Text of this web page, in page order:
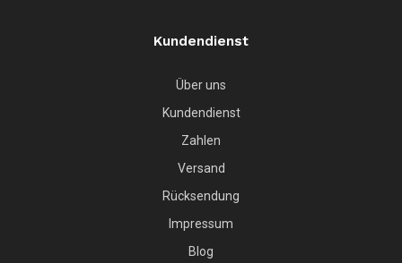
Kundendienst
Über uns
Kundendienst
Zahlen
Versand
Rücksendung
Impressum
Blog